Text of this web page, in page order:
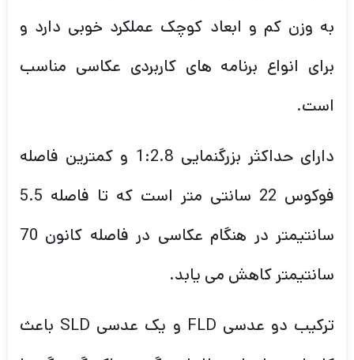
به وزن کم و ابعاد کوچک عملکرد خوبی دارد و
برای انواع برنامه های کاربردی عکاسی مناسب
است.
دارای حداکثر بزرگنمایی 1:2.8 و کمترین فاصله
فوکوس 22 سانتی متر است که تا فاصله 5.5
سانتیمتر در هنگام عکاسی در فاصله کانون 70
سانتیمتر کاهش می یابد.
ترکیب دو عدسی FLD و یک عدسی SLD باعث